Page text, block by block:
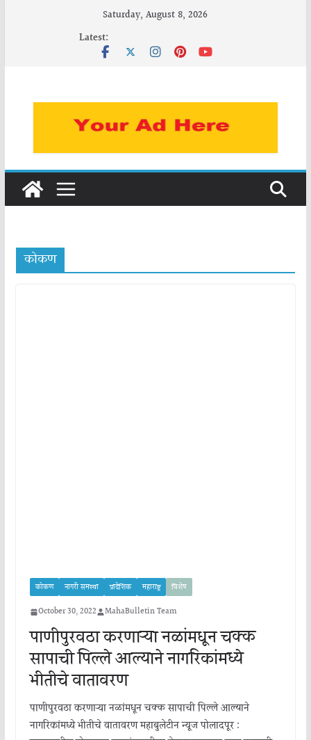
Saturday, August 8, 2026
Latest:
कोकण
कोकण नागरी समस्या प्रादेशिक महाराष्ट्र विशेष
October 30, 2022 MahaBulletin Team
पाणीपुरवठा करणाऱ्या नळांमधून चक्क
सापाची पिल्ले आल्याने नागरिकांमध्ये
भीतीचे वातावरण
पाणीपुरवठा करणाऱ्या नळांमधून चक्क सापाची पिल्ले आल्याने
नागरिकांमध्ये भीतीचे वातावरण महाबुलेटीन न्यूज पोलादपूर :